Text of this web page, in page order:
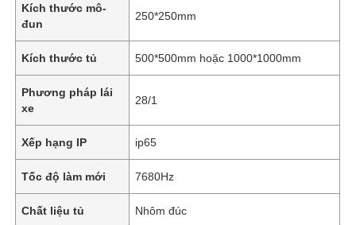
Kích thước mô-
đun
250*250mm
Kích thước tủ 500*500mm hoặc 1000*1000mm
Phương pháp lái
xe
28/1
Xếp hạng IP ip65
Tốc độ làm mới 7680Hz
Chất liệu tủ Nhôm đúc